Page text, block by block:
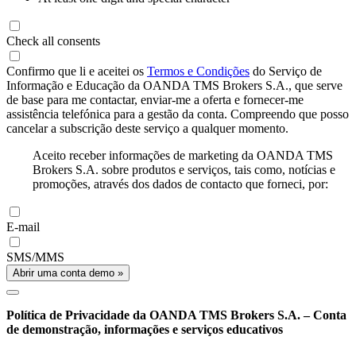
Check all consents
Confirmo que li e aceitei os Termos e Condições do Serviço de
Informação e Educação da OANDA TMS Brokers S.A., que serve
de base para me contactar, enviar-me a oferta e fornecer-me
assistência telefónica para a gestão da conta. Compreendo que posso
cancelar a subscrição deste serviço a qualquer momento.
Aceito receber informações de marketing da OANDA TMS
Brokers S.A. sobre produtos e serviços, tais como, notícias e
promoções, através dos dados de contacto que forneci, por:
E-mail
SMS/MMS
Abrir uma conta demo »
Política de Privacidade da OANDA TMS Brokers S.A. – Conta
de demonstração, informações e serviços educativos